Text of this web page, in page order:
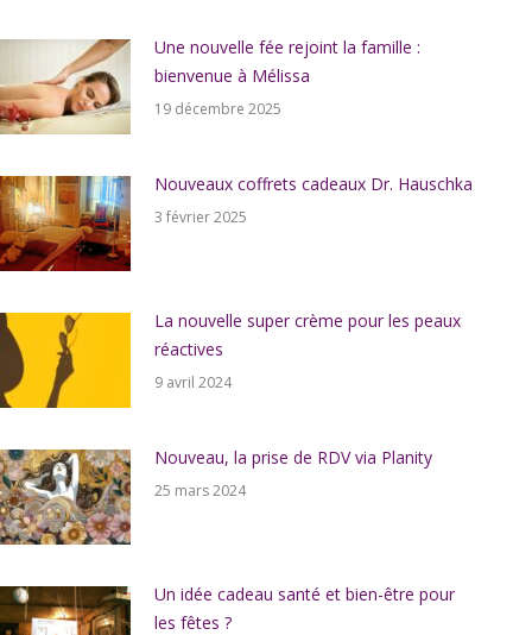
Une nouvelle fée rejoint la famille :
bienvenue à Mélissa
19 décembre 2025
Nouveaux coffrets cadeaux Dr. Hauschka
3 février 2025
La nouvelle super crème pour les peaux
réactives
9 avril 2024
Nouveau, la prise de RDV via Planity
25 mars 2024
Un idée cadeau santé et bien-être pour
les fêtes ?